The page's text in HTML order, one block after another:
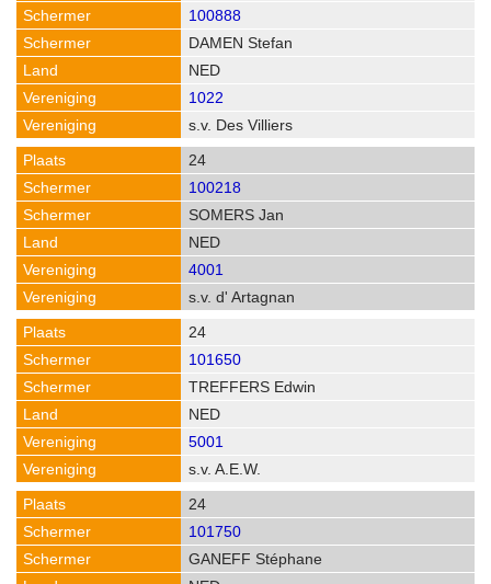
100888
DAMEN Stefan
NED
1022
s.v. Des Villiers
24
100218
SOMERS Jan
NED
4001
s.v. d' Artagnan
24
101650
TREFFERS Edwin
NED
5001
s.v. A.E.W.
24
101750
GANEFF Stéphane